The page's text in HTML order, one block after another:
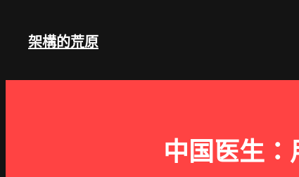
架構的荒原
中国医生